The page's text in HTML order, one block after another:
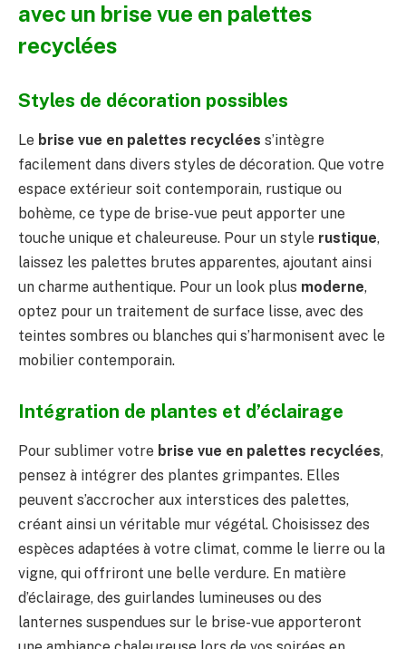
avec un brise vue en palettes
recyclées
Styles de décoration possibles
Le brise vue en palettes recyclées s’intègre
facilement dans divers styles de décoration. Que votre
espace extérieur soit contemporain, rustique ou
bohème, ce type de brise-vue peut apporter une
touche unique et chaleureuse. Pour un style rustique,
laissez les palettes brutes apparentes, ajoutant ainsi
un charme authentique. Pour un look plus moderne,
optez pour un traitement de surface lisse, avec des
teintes sombres ou blanches qui s’harmonisent avec le
mobilier contemporain.
Intégration de plantes et d’éclairage
Pour sublimer votre brise vue en palettes recyclées,
pensez à intégrer des plantes grimpantes. Elles
peuvent s’accrocher aux interstices des palettes,
créant ainsi un véritable mur végétal. Choisissez des
espèces adaptées à votre climat, comme le lierre ou la
vigne, qui offriront une belle verdure. En matière
d’éclairage, des guirlandes lumineuses ou des
lanternes suspendues sur le brise-vue apporteront